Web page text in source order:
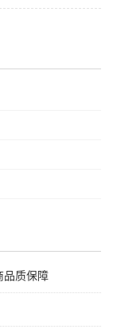
品质保障